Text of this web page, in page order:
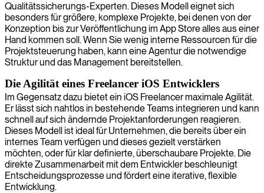
Qualitätssicherungs-Experten. Dieses Modell eignet sich
besonders für größere, komplexe Projekte, bei denen von der
Konzeption bis zur Veröffentlichung im App Store alles aus einer
Hand kommen soll. Wenn Sie wenig interne Ressourcen für die
Projektsteuerung haben, kann eine Agentur die notwendige
Struktur und das Management bereitstellen.
Die Agilität eines Freelancer iOS Entwicklers
Im Gegensatz dazu bietet ein iOS Freelancer maximale Agilität.
Er lässt sich nahtlos in bestehende Teams integrieren und kann
schnell auf sich ändernde Projektanforderungen reagieren.
Dieses Modell ist ideal für Unternehmen, die bereits über ein
internes Team verfügen und dieses gezielt verstärken
möchten, oder für klar definierte, überschaubare Projekte. Die
direkte Zusammenarbeit mit dem Entwickler beschleunigt
Entscheidungsprozesse und fördert eine iterative, flexible
Entwicklung.